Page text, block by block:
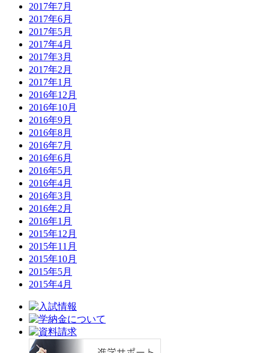
2017年7月
2017年6月
2017年5月
2017年4月
2017年3月
2017年2月
2017年1月
2016年12月
2016年10月
2016年9月
2016年8月
2016年7月
2016年6月
2016年5月
2016年4月
2016年3月
2016年2月
2016年1月
2015年12月
2015年11月
2015年10月
2015年5月
2015年4月